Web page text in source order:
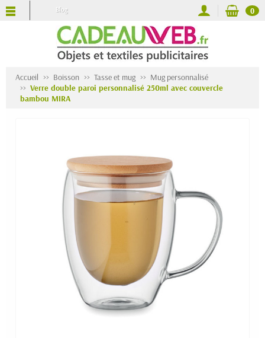
Blog 0
Accueil Boisson Tasse et mug
Mug personnalisé
Verre double paroi personnalisé 250ml avec couvercle
bambou MIRA